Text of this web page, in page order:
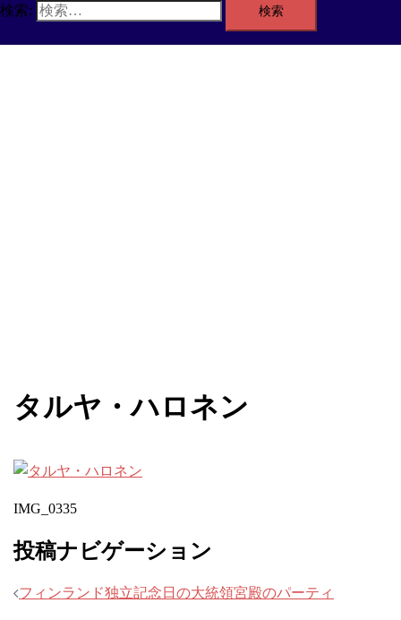
検索:
タルヤ・ハロネン
IMG_0335
投稿ナビゲーション
フィンランド独立記念日の大統領宮殿のパーティ